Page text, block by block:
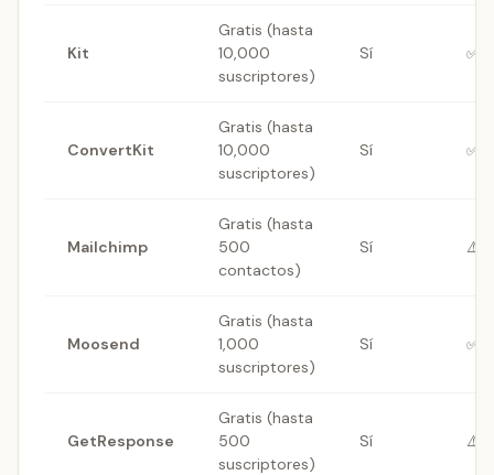
Kit
Gratis (hasta
10,000
suscriptores)
Sí ✅
ConvertKit
Gratis (hasta
10,000
suscriptores)
Sí ✅
Mailchimp
Gratis (hasta
500
contactos)
Sí ⚠️
Moosend
Gratis (hasta
1,000
suscriptores)
Sí ✅
GetResponse
Gratis (hasta
500
suscriptores)
Sí ⚠️